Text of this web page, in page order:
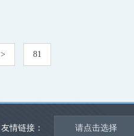
> 81
友情链接：